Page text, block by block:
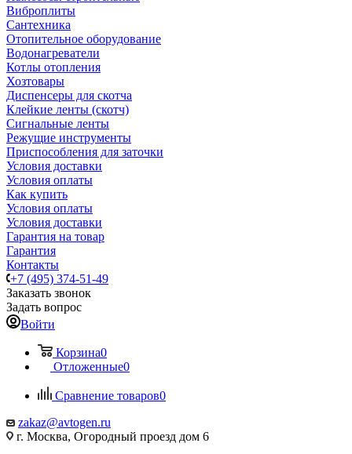
Виброплиты
Сантехника
Отопительное оборудование
Водонагреватели
Котлы отопления
Хозтовары
Диспенсеры для скотча
Клейкие ленты (скотч)
Сигнальные ленты
Режущие инструменты
Приспособления для заточки
Условия доставки
Условия оплаты
Как купить
Условия оплаты
Условия доставки
Гарантия на товар
Гарантия
Контакты
+7 (495) 374-51-49
Заказать звонок
Задать вопрос
Войти
Корзина0
Отложенные0
Сравнение товаров0
zakaz@avtogen.ru
г. Москва, Огородный проезд дом 6